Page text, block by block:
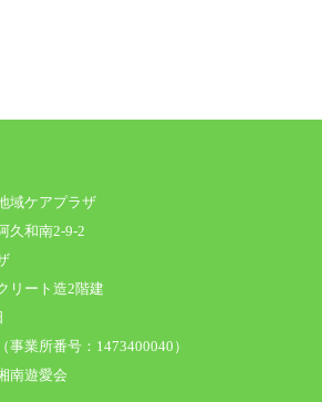
ケアプラザ
和南2-9-2
ート造2階建
業所番号：1473400040）
南遊愛会